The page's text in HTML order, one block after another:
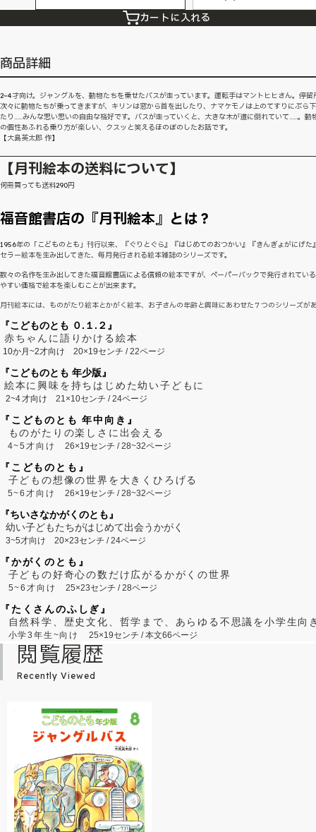
カートに入れる
商品詳細
2~4才向け。ジャングルを、動物たちを乗せたバスが走っています。運転手はマントヒヒさん。停留
次々に動物たちが乗ってきますが、キリンは窓から首を出したり、ナマケモノは上のてすりにぶら
たり……みんな思い思いの自由な格好です。バスが走っていくと、大きな木が道に倒れていて……。動
の個性あふれる乗り方が楽しい、クスッと笑えるほのぼのしたお話です。
【大島英太郎 作】
【月刊絵本の送料について】
何冊買っても送料290円
福音館書店の『月刊絵本』とは？
1956年の「こどものとも」刊行以来、『ぐりとぐら』『はじめてのおつかい』『きんぎょがにげた
セラー絵本を生み出してきた、毎月発行される絵本雑誌のシリーズです。
数々の名作を生み出してきた福音館書店による信頼の絵本ですが、ペーパーバックで発行されてい
やすい価格で絵本を楽しむことが出来ます。
月刊絵本には、ものがたり絵本とかがく絵本、お子さんの年齢と興味にあわせた７つのシリーズが
『こどものとも ０.１.２』
赤ちゃんに語りかける絵本
10か月~2才向け 20×19センチ / 22ページ
『こどものとも 年少版』
絵本に興味を持ちはじめた幼い子どもに
2~4 才向け 21×10センチ / 24ページ
『こどものとも 年中向き』
ものがたりの楽しさに出会える
4~5才向け26×19センチ / 28~32ページ
『こどものとも』
子どもの想像の世界を大きくひろげる
5~6才向け26×19センチ / 28~32ページ
『ちいさなかがくのとも』
幼い子どもたちがはじめて出会うかがく
3~5才向け 20×23センチ / 24ページ
『かがくのとも』
子どもの好奇心の数だけ広がるかがくの世界
5~6才向け25×23センチ / 28ページ
『たくさんのふしぎ』
自然科学、歴史文化、哲学まで、あらゆる不思議を小学生向
小学3年生~向け 25×19センチ / 本文66ページ
閲覧履歴
Recently Viewed